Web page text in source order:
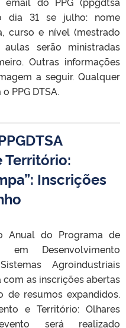
dia 31 se julho: nome
curso e nível (mestrado
serão ministradas
Outras informações
a seguir. Qualquer
PPG DTSA.
Território:
Inscrições
Anual do Programa de
em Desenvolvimento
Agroindustriais
com as inscrições abertas
de resumos expandidos.
e Território: Olhares
será realizado